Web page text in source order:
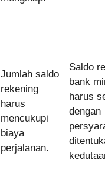
Jumlah saldo
rekening
harus
mencukupi
biaya
perjalanan.
Saldo
bank
harus
dengan